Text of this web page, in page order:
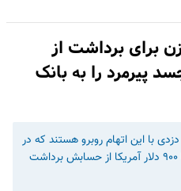
برای برداشت از
پیرمرد را به بانک
با این اتهام روبرو هستند که در
آن مرد مرده‌ای را به بانکی برده‌اند تا ۹۰۰ دلار آمریکا از حسابش برداشت